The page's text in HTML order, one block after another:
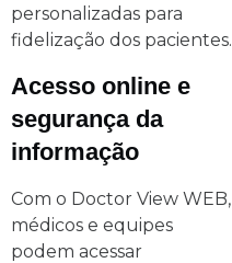
personalizadas para
fidelização dos pacientes.
Acesso online e
segurança da
informação
Com o Doctor View WEB,
médicos e equipes
podem acessar